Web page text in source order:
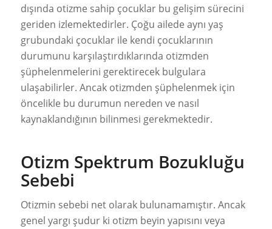
dışında otizme sahip çocuklar bu gelişim sürecini
geriden izlemektedirler. Çoğu ailede aynı yaş
grubundaki çocuklar ile kendi çocuklarının
durumunu karşılaştırdıklarında otizmden
şüphelenmelerini gerektirecek bulgulara
ulaşabilirler. Ancak otizmden şüphelenmek için
öncelikle bu durumun nereden ve nasıl
kaynaklandığının bilinmesi gerekmektedir.
Otizm Spektrum Bozukluğu
Sebebi
Otizmin sebebi net olarak bulunamamıştır. Ancak
genel yargı şudur ki otizm beyin yapısını veya